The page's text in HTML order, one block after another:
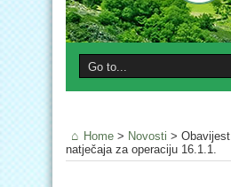
Home > Novosti >
natječaja za operaciju 16.1.1.